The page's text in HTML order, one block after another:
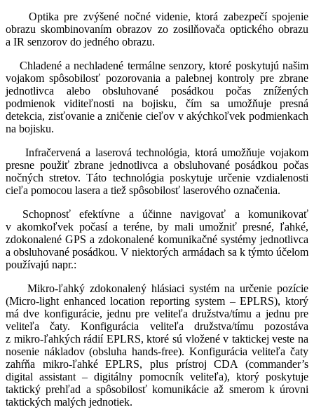
pre zvýšené nočné videnie, ktorá zabezpečí spojenie
obrazu skombinovaním obrazov zo zosilňovača optického obrazu
a IR senzorov do jedného obrazu.
a nechladené termálne senzory, ktoré poskytujú našim
vojakom spôsobilosť pozorovania a palebnej kontroly pre zbrane
jednotlivca alebo obsluhované posádkou počas znížených
podmienok viditeľnosti na bojisku, čím sa umožňuje presná
detekcia, zisťovanie a zničenie cieľov v akýchkoľvek podmienkach
na bojisku.
a laserová technológia, ktorá umožňuje vojakom
presne použiť zbrane jednotlivca a obsluhované posádkou počas
nočných stretov. Táto technológia poskytuje určenie vzdialenosti
cieľa pomocou lasera a tiež spôsobilosť laserového označenia.
Schopnosť efektívne a účinne navigovať a komunikovať
v akomkoľvek počasí a teréne, by mali umožniť presné, ľahké,
zdokonalené GPS a zdokonalené komunikačné systémy jednotlivca
a obsluhované posádkou. V niektorých armádach sa k týmto účelom
používajú napr.:
ľahký zdokonalený hlásiaci systém na určenie pozície
(Micro-light enhanced location reporting system – EPLRS), ktorý
má dve konfigurácie, jednu pre veliteľa družstva/tímu a jednu pre
veliteľa čaty. Konfigurácia veliteľa družstva/tímu pozostáva
z mikro-ľahkých rádií EPLRS, ktoré sú vložené v taktickej veste na
nosenie nákladov (obsluha hands-free). Konfigurácia veliteľa čaty
zahŕňa mikro-ľahké EPLRS, plus prístroj CDA (commander’s
digital assistant – digitálny pomocník veliteľa), ktorý poskytuje
taktický prehľad a spôsobilosť komunikácie až smerom k úrovni
taktických malých jednotiek.